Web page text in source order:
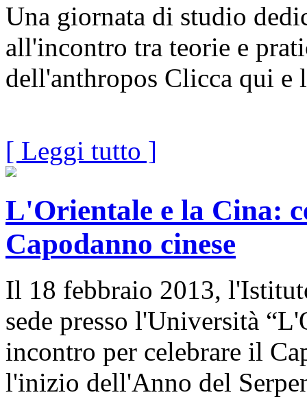
Una giornata di studio
all'incontro tra teorie e
dell'anthropos Clicca qui
[ Leggi tutto ]
L'Orientale e la Cina:
Capodanno cinese
Il 18 febbraio 2013,
sede presso l'Università
incontro per celebrare il
l'inizio dell'Anno del